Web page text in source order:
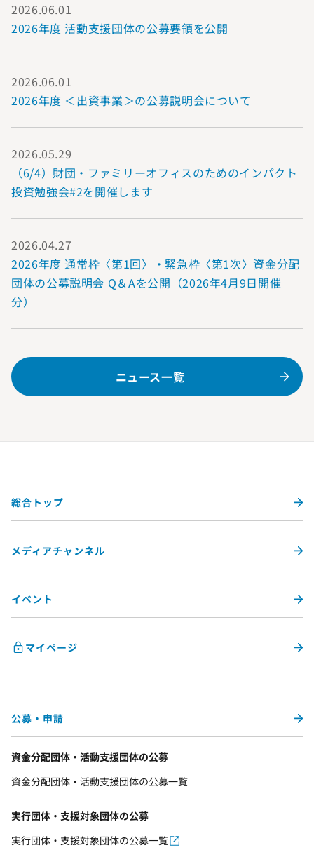
2026.06.01
2026年度 活動支援団体の公募要領を公開
2026.06.01
2026年度 ＜出資事業＞の公募説明会について
2026.05.29
（6/4）財団・ファミリーオフィスのためのインパクト
投資勉強会#2を開催します
2026.04.27
2026年度 通常枠〈第1回〉・緊急枠〈第1次〉資金分配
団体の公募説明会 Q＆Aを公開（2026年4月9日開催
分）
ニュース一覧
総合トップ
メディアチャンネル
イベント
マイページ
公募・申請
資金分配団体・活動支援団体の公募
資金分配団体・活動支援団体の公募一覧
実行団体・支援対象団体の公募
実行団体・支援対象団体の公募一覧